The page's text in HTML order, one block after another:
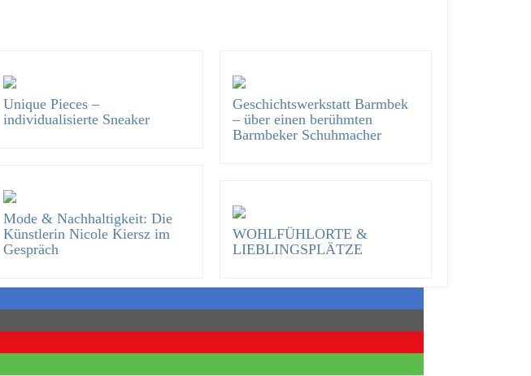
Unique Pieces –
individualisierte Sneaker
Geschichtswerkstatt Barmbek
– über einen berühmten
Barmbeker Schuhmacher
Mode & Nachhaltigkeit: Die
Künstlerin Nicole Kiersz im
Gespräch
WOHLFÜHLORTE &
LIEBLINGSPLÄTZE